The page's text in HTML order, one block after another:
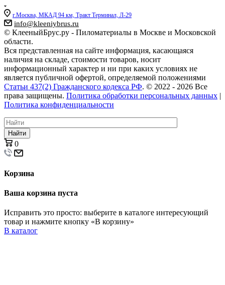
г.Москва, МКАД 94 км, Тракт Терминал, Л-29
info@kleeniybrus.ru
© КлееныйБрус.ру - Пиломатериалы в Москве и Московской
области.
Вся представленная на сайте информация, касающаяся
наличия на складе, стоимости товаров, носит
информационный характер и ни при каких условиях не
является публичной офертой, определяемой положениями
Статьи 437(2) Гражданского кодекса РФ. © 2022 - 2026 Все
права защищены. Политика обработки персональных данных |
Политика конфиденциальности
Найти
0
Корзина
Ваша корзина пуста
Исправить это просто: выберите в каталоге интересующий
товар и нажмите кнопку «В корзину»
В каталог